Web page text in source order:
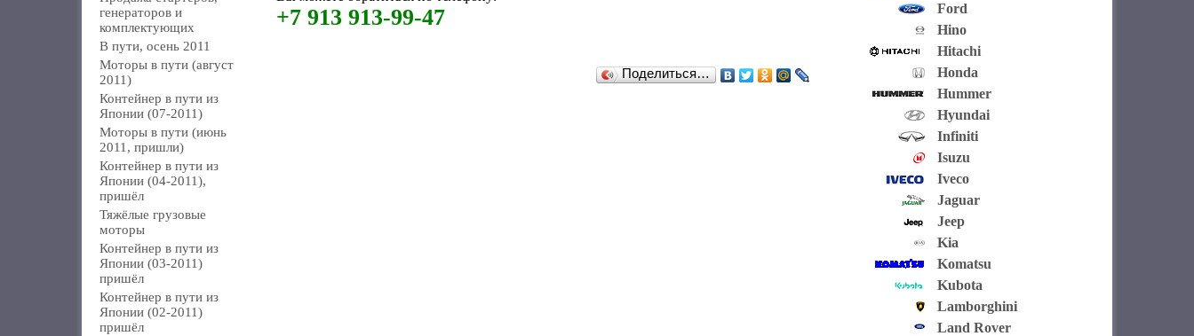
генераторов и
комплектующих
В пути, осень 2011
Моторы в пути (август
2011)
Контейнер в пути из
Японии (07-2011)
Моторы в пути (июнь
2011, пришли)
Контейнер в пути из
Японии (04-2011),
пришёл
Тяжёлые грузовые
моторы
Контейнер в пути из
Японии (03-2011)
пришёл
Контейнер в пути из
Японии (02-2011)
пришёл
+7 913 913-99-47
Поделиться…
Ford
Hino
Hitachi
Honda
Hummer
Hyundai
Infiniti
Isuzu
Iveco
Jaguar
Jeep
Kia
Komatsu
Kubota
Lamborghini
Land Rover